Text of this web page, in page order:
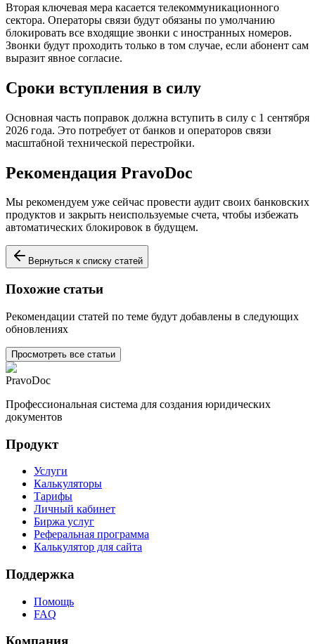
Вторая ключевая мера касается телекоммуникационного
сектора. Операторы связи будут обязаны по умолчанию
блокировать все входящие звонки с иностранных номеров.
Звонки будут проходить только в том случае, если абонент сам
выразит явное согласие.
Сроки вступления в силу
Основная часть поправок должна вступить в силу с 1 сентября
2026 года. Это потребует от банков и операторов связи
масштабной технической перестройки.
Рекомендация PravoDoc
Мы рекомендуем уже сейчас провести аудит своих банковских
продуктов и закрыть неиспользуемые счета, чтобы избежать
автоматических блокировок в будущем.
Вернуться к списку статей
Похожие статьи
Рекомендации статей по теме будут добавлены в следующих
обновлениях
Просмотреть все статьи
PravoDoc
Профессиональная система для создания юридических
документов
Продукт
Услуги
Калькуляторы
Тарифы
Личный кабинет
Биржа услуг
Реферальная программа
Калькулятор для сайта
Поддержка
Помощь
FAQ